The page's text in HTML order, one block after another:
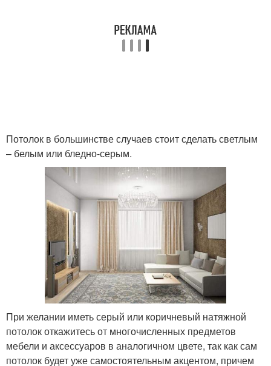
Потолок в большинстве случаев стоит сделать светлым
– белым или бледно-серым.
При желании иметь серый или коричневый натяжной
потолок откажитесь от многочисленных предметов
мебели и аксессуаров в аналогичном цвете, так как сам
потолок будет уже самостоятельным акцентом, причем